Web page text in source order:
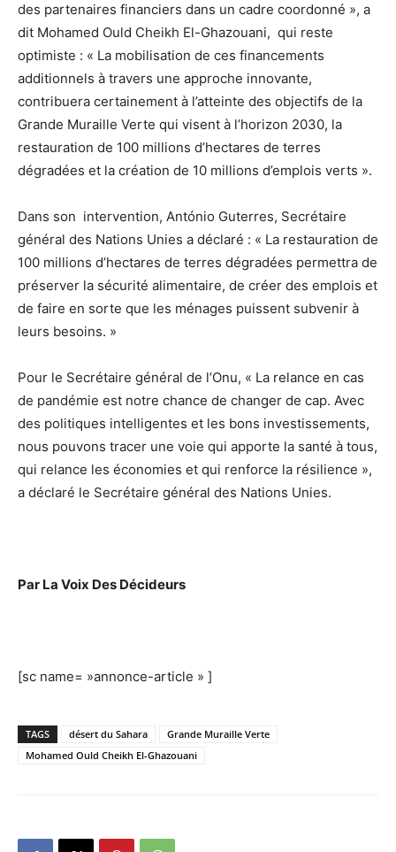
des partenaires financiers dans un cadre coordonné », a
dit Mohamed Ould Cheikh El-Ghazouani, qui reste
optimiste : « La mobilisation de ces financements
additionnels à travers une approche innovante,
contribuera certainement à l’atteinte des objectifs de la
Grande Muraille Verte qui visent à l’horizon 2030, la
restauration de 100 millions d’hectares de terres
dégradées et la création de 10 millions d’emplois verts ».
Dans son intervention, António Guterres, Secrétaire
général des Nations Unies a déclaré : « La restauration de
100 millions d’hectares de terres dégradées permettra de
préserver la sécurité alimentaire, de créer des emplois et
de faire en sorte que les ménages puissent subvenir à
leurs besoins. »
Pour le Secrétaire général de l’Onu, « La relance en cas
de pandémie est notre chance de changer de cap. Avec
des politiques intelligentes et les bons investissements,
nous pouvons tracer une voie qui apporte la santé à tous,
qui relance les économies et qui renforce la résilience »,
a déclaré le Secrétaire général des Nations Unies.
Par La Voix Des Décideurs
[sc name= »annonce-article » ]
TAGS désert du Sahara
Grande Muraille Verte
Mohamed Ould Cheikh El-Ghazouani